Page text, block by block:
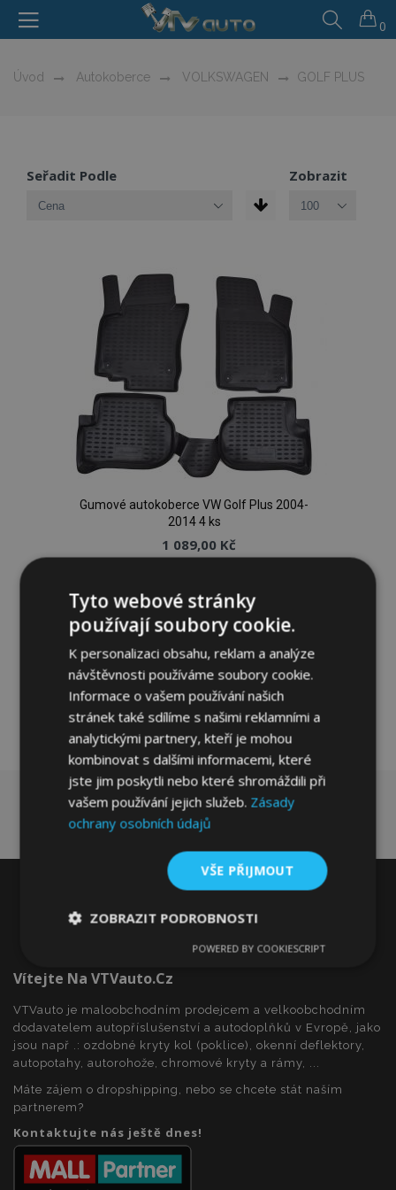
0
Úvod Autokoberce VOLKSWAGEN GOLF PLUS
Seřadit Podle Zobrazit
Gumové autokoberce VW Golf Plus 2004-
2014 4 ks
1 089,00 Kč
Přidat Do Košíku
Přidat
k
oblíbeným
Vítejte Na VTVauto.cz
VTVauto je maloobchodním prodejcem a velkoobchodním
dodavatelem autopříslušenství a autodoplňků v Evropě, jako
jsou např .: ozdobné kryty kol (poklice), okenní deflektory,
autopotahy, autorohože, chromové kryty a rámy, ...
Máte zájem o dropshipping, nebo se chcete stát naším
partnerem?
Kontaktujte nás ještě dnes!
Tyto webové stránky
používají soubory cookie.
K personalizaci obsahu, reklam a analýze
návštěvnosti používáme soubory cookie.
Informace o vašem používání našich
stránek také sdílíme s našimi reklamními a
analytickými partnery, kteří je mohou
kombinovat s dalšími informacemi, které
jste jim poskytli nebo které shromáždili při
vašem používání jejich služeb. Zásady
ochrany osobních údajů
VŠE PŘIJMOUT
ZOBRAZIT PODROBNOSTI
nutné
soubory
Výkonové
Soubory
Funkční soubory
Nezbytně nutné soubory
POWERED BY COOKIESCRIPT